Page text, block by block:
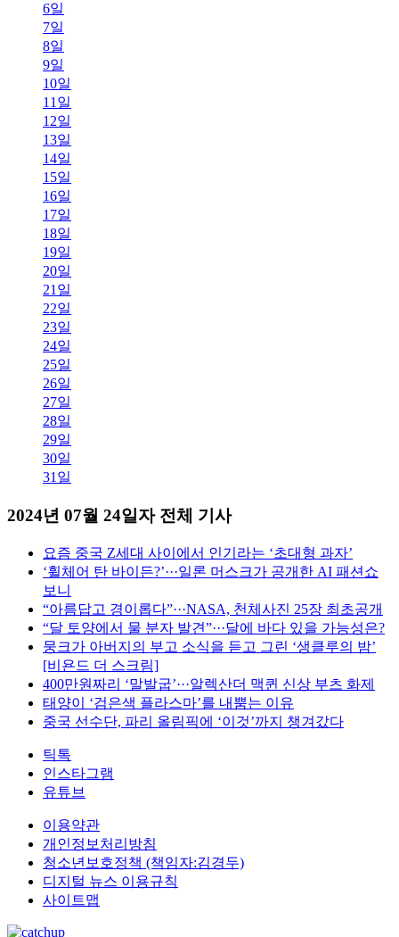
6일
7일
8일
9일
10일
11일
12일
13일
14일
15일
16일
17일
18일
19일
20일
21일
22일
23일
24일
25일
26일
27일
28일
29일
30일
31일
2024년 07월 24일자 전체 기사
요즘 중국 Z세대 사이에서 인기라는 ‘초대형 과자’
‘휠체어 탄 바이든?’···일론 머스크가 공개한 AI 패션쇼
보니
“아름답고 경이롭다”···NASA, 천체사진 25장 최초공개
“달 토양에서 물 분자 발견”···달에 바다 있을 가능성은?
뭉크가 아버지의 부고 소식을 듣고 그린 ‘생클루의 밤’
[비욘드 더 스크림]
400만원짜리 ‘말발굽’···알렉산더 맥퀸 신상 부츠 화제
태양이 ‘검은색 플라스마’를 내뿜는 이유
중국 선수단, 파리 올림픽에 ‘이것’까지 챙겨갔다
틱톡
인스타그램
유튜브
이용약관
개인정보처리방침
청소년보호정책 (책임자:김경두)
디지털 뉴스 이용규칙
사이트맵